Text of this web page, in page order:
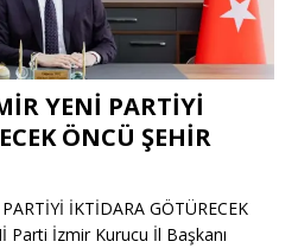
YENİ PARTİYİ
ÖNCÜ ŞEHİR
İKTİDARA GÖTÜRECEK
Parti İzmir Kurucu İl Başkanı